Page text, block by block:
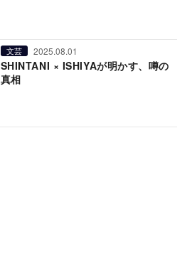
文芸 2025.08.01
SHINTANI × ISHIYAが明かす、噂の
真相